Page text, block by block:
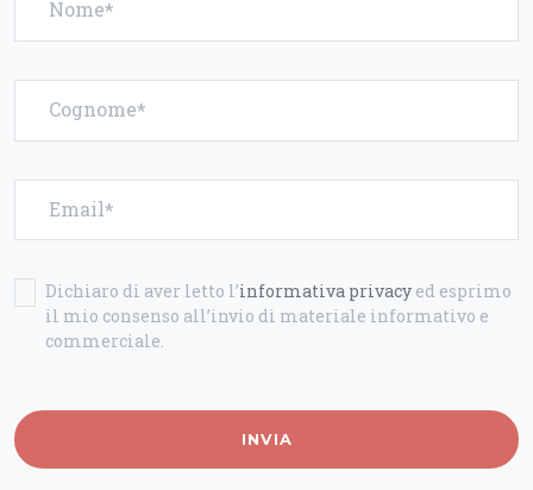
Nome
Cognome
Email
Dichiaro di aver letto l’informativa privacy ed esprimo
il mio consenso all’invio di materiale informativo e
commerciale.
INVIA